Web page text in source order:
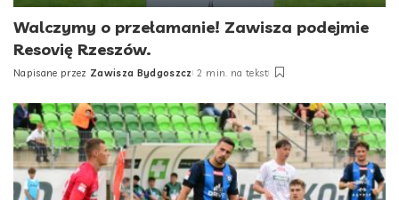
Walczymy o przełamanie! Zawisza podejmie
Resovię Rzeszów.
Posted
Napisane przez Zawisza Bydgoszcz 2 min. na tekst